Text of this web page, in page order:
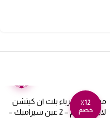
٪12
خصم
مسطح كهرباء بلت ان كيتشن
لاين 30 سم – 2 عين سيراميك –